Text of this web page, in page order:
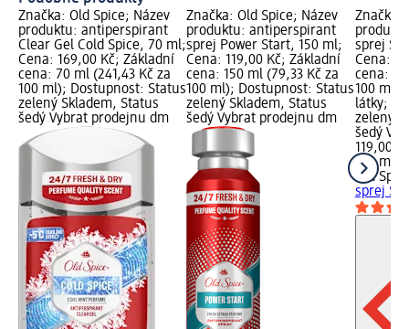
Značka: Old Spice; Název
produktu: antiperspirant
Clear Gel Cold Spice, 70 ml;
Cena: 169,00 Kč; Základní
cena: 70 ml (241,43 Kč za
100 ml); Dostupnost: Status
zelený Skladem, Status
šedý Vybrat prodejnu dm
Značka: Old Spice; Název
produktu: antiperspirant
sprej Power Start, 150 ml;
Cena: 119,00 Kč; Základní
cena: 150 ml (79,33 Kč za
100 ml); Dostupnost: Status
zelený Skladem, Status
šedý Vybrat prodejnu dm
Značka:
sprej
Cena:
cena:
100 ml);
látky;
zelený
šedý
119,00
150 ml
Old
sprej